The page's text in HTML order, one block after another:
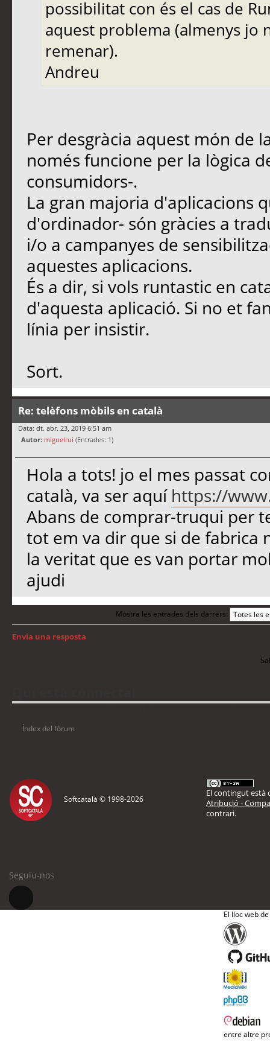
possibilitat con és el cas de
aquest problema (almenys jo
remenar).
Andreu
Per desgràcia aquest món de
només funcione per la lògica
consumidors-.
La gran majoria d'aplicacions
d'ordinador- són gràcies a
i/o a campanyes de
aquestes aplicacions.
És a dir, si vols runtastic en
d'aquesta aplicació. Si no et
línia per insistir.
Sort.
Re: telèfons mòbils en català
Data: dt. abr. 23, 2019 6:51 am
Autor: miguelrui (Entrades: 1)
Hola a tots! jo el mes passat
català, va ser aquí https://
Abans de comprar-truqui per
tot em va dir que si de fabrica
la veritat que es van portar
ajudi
Mostra les entrades dels darrers:
Envia una resposta
Índex del fòrum
Softcatalà © 1998-2026
El contingut està
Atribució -
contrari.
Seguiu-nos
El lloc web
entre altre